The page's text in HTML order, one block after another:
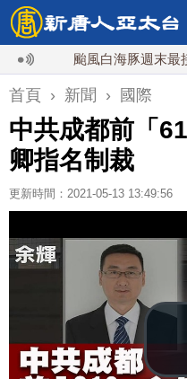
颱風白海豚週末最接近
首頁 › 新聞 › 國際
中共成都前「
卿指名制裁
更新時間：2021-05-13 13:49:56